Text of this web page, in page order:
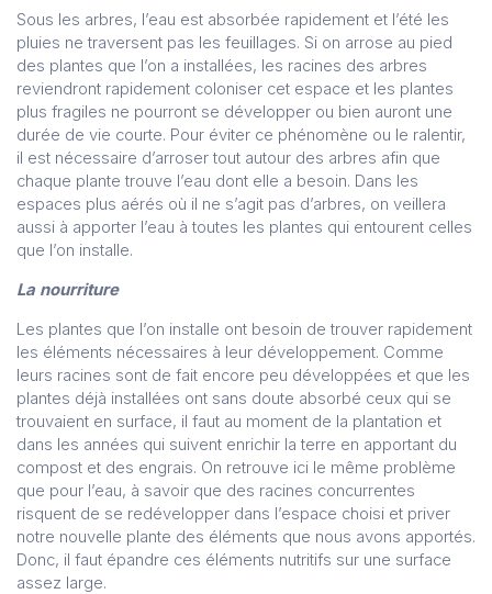
Sous les arbres, l’eau est absorbée rapidement et l’été les
pluies ne traversent pas les feuillages. Si on arrose au pied
des plantes que l’on a installées, les racines des arbres
reviendront rapidement coloniser cet espace et les plantes
plus fragiles ne pourront se développer ou bien auront une
durée de vie courte. Pour éviter ce phénomène ou le ralentir,
il est nécessaire d’arroser tout autour des arbres afin que
chaque plante trouve l’eau dont elle a besoin. Dans les
espaces plus aérés où il ne s’agit pas d’arbres, on veillera
aussi à apporter l’eau à toutes les plantes qui entourent celles
que l’on installe.
La nourriture
Les plantes que l’on installe ont besoin de trouver rapidement
les éléments nécessaires à leur développement. Comme
leurs racines sont de fait encore peu développées et que les
plantes déjà installées ont sans doute absorbé ceux qui se
trouvaient en surface, il faut au moment de la plantation et
dans les années qui suivent enrichir la terre en apportant du
compost et des engrais. On retrouve ici le même problème
que pour l’eau, à savoir que des racines concurrentes
risquent de se redévelopper dans l’espace choisi et priver
notre nouvelle plante des éléments que nous avons apportés.
Donc, il faut épandre ces éléments nutritifs sur une surface
assez large.